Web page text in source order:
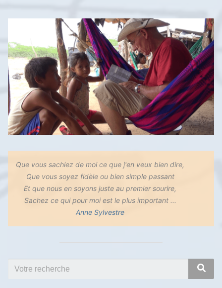
Que vous sachiez de moi ce que j'en veux bien dire,
Que vous soyez fidèle ou bien simple passant
Et que nous en soyons juste au premier sourire,
Sachez ce qui pour moi est le plus important ...
Anne Sylvestre